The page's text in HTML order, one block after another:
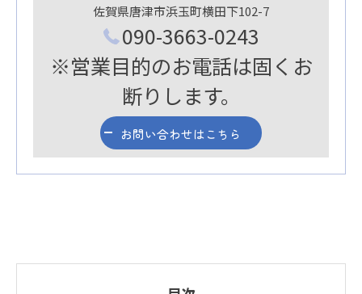
佐賀県唐津市浜玉町横田下102-7
090-3663-0243
※営業目的のお電話は固くお
断りします。
お問い合わせはこちら